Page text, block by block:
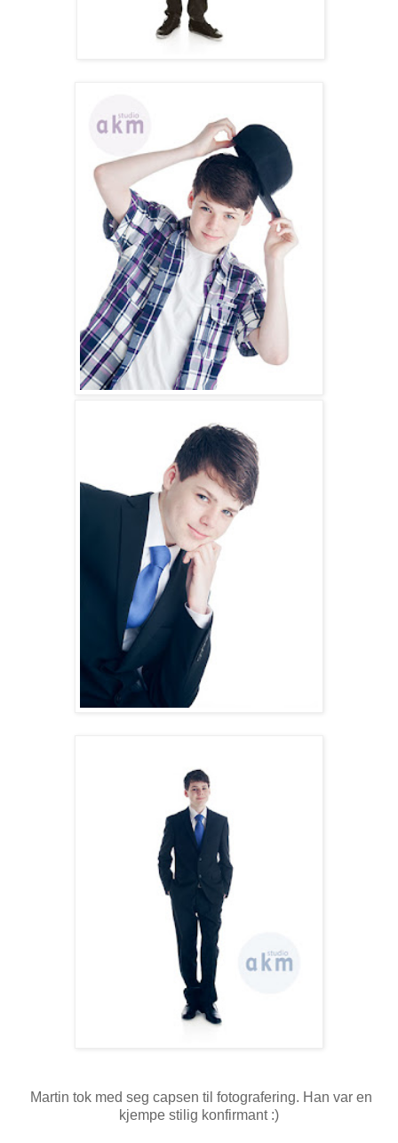
Martin tok med seg capsen til fotografering. Han var en
kjempe stilig konfirmant :)